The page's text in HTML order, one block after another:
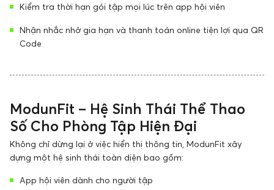
Kiểm tra thời hạn gói tập mọi lúc trên app hội viên
Nhận nhắc nhở gia hạn và thanh toán online tiện lợi qua QR
Code
ModunFit – Hệ Sinh Thái Thể Thao
Số Cho Phòng Tập Hiện Đại
Không chỉ dừng lại ở việc hiển thị thông tin, ModunFit xây
dựng một hệ sinh thái toàn diện bao gồm:
App hội viên dành cho người tập